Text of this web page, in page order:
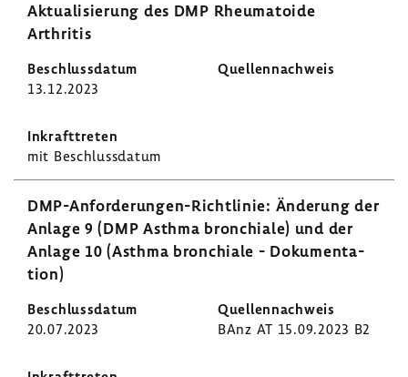
Aktua­li­sie­rung des DMP Rheu­ma­toide
Arthritis
13.12.2023
mit Beschluss­datum
DMP-​Anforderungen-Richtlinie: Ände­rung der
Anlage 9 (DMP Asthma bron­chiale) und der
Anlage 10 (Asthma bron­chiale - Doku­men­ta­
tion)
20.07.2023 BAnz AT 15.09.2023 B2